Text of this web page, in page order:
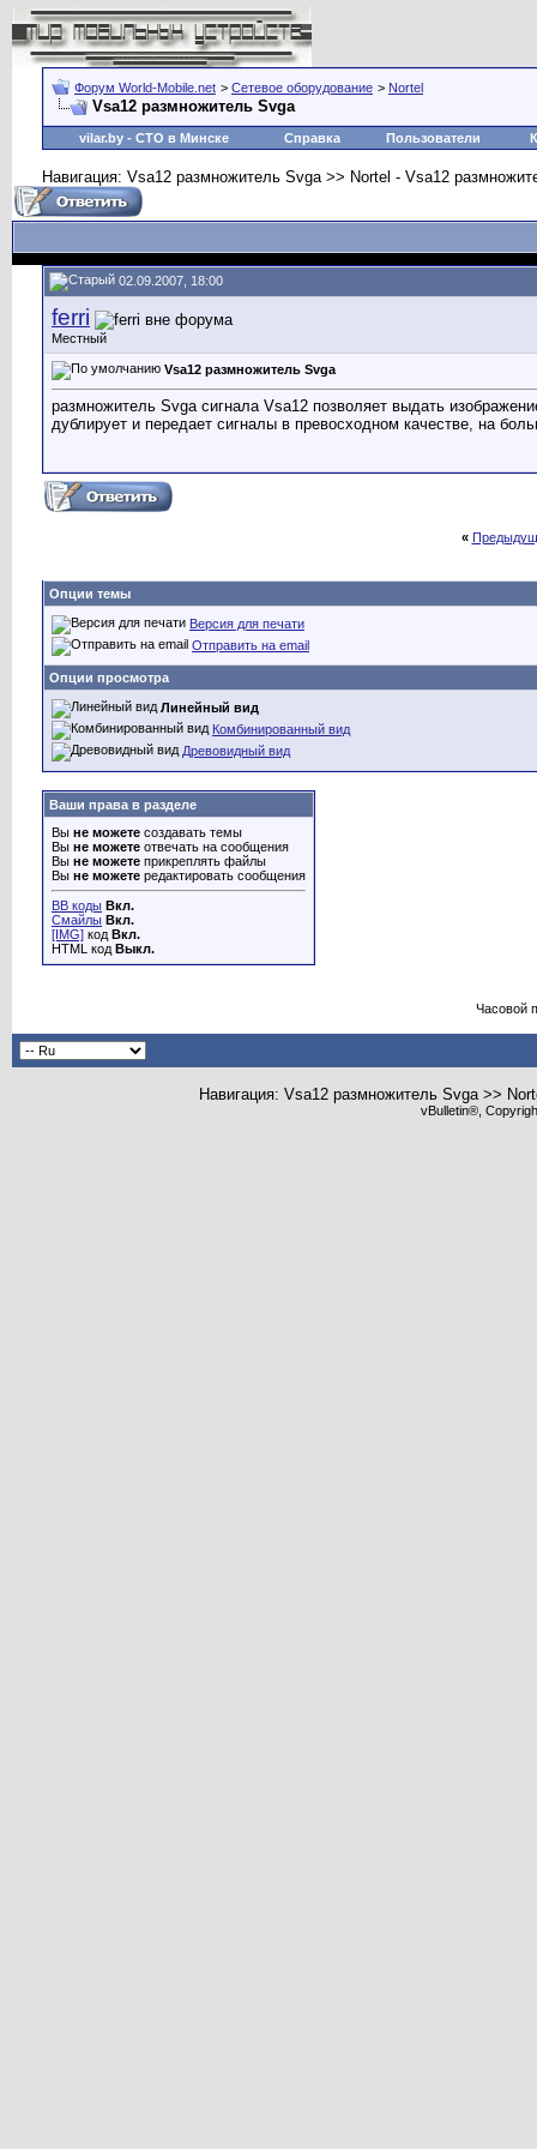
Форум World-Mobile.net > Сетевое оборудование > Nortel
Vsa12 размножитель Svga
vilar.by - СТО в Минске Справка Пользователи
Навигация: Vsa12 размножитель Svga >> Nortel - Vsa12
02.09.2007, 18:00
ferri
Местный
Vsa12 размножитель Svga
размножитель Svga сигнала Vsa12 позволяет выдать
дублирует и передает сигналы в превосходном качестве, на
«
Опции темы
Версия для печати
Отправить на email
Опции просмотра
Линейный вид
Комбинированный вид
Древовидный вид
Ваши права в разделе
Вы не можете создавать темы
Вы не можете отвечать на сообщения
Вы не можете прикреплять файлы
Вы не можете редактировать сообщения
BB коды Вкл.
Смайлы Вкл.
[IMG] код Вкл.
HTML код Выкл.
Часовой
Навигация: Vsa12 размножитель Svga >>
vBulletin®,